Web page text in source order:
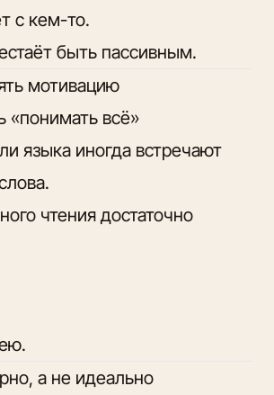
с кем-то.
быть пассивным.
мотивацию
«понимать всё»
языка иногда встречают
чтения достаточно
а не идеально